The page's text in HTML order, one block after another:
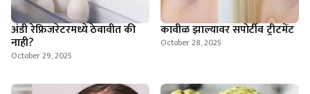
अंडी रेफ्रिजरेटरमध्ये ठेवावीत की
नाही?
October 29, 2025
कावीळ झाल्यावर सपोर्टीव ट्रीटमेंट
October 28, 2025